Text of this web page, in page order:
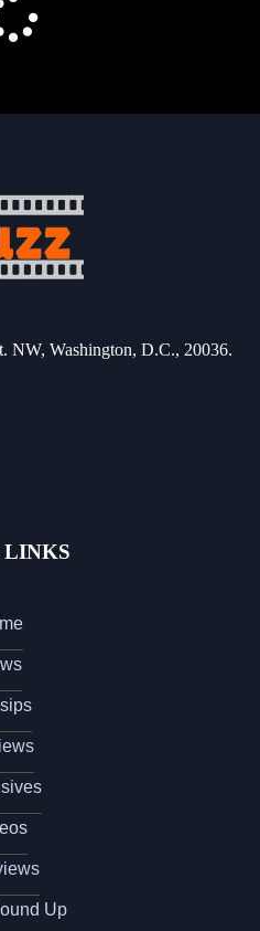
NW, Washington, D.C., 20036.
LINKS
Up